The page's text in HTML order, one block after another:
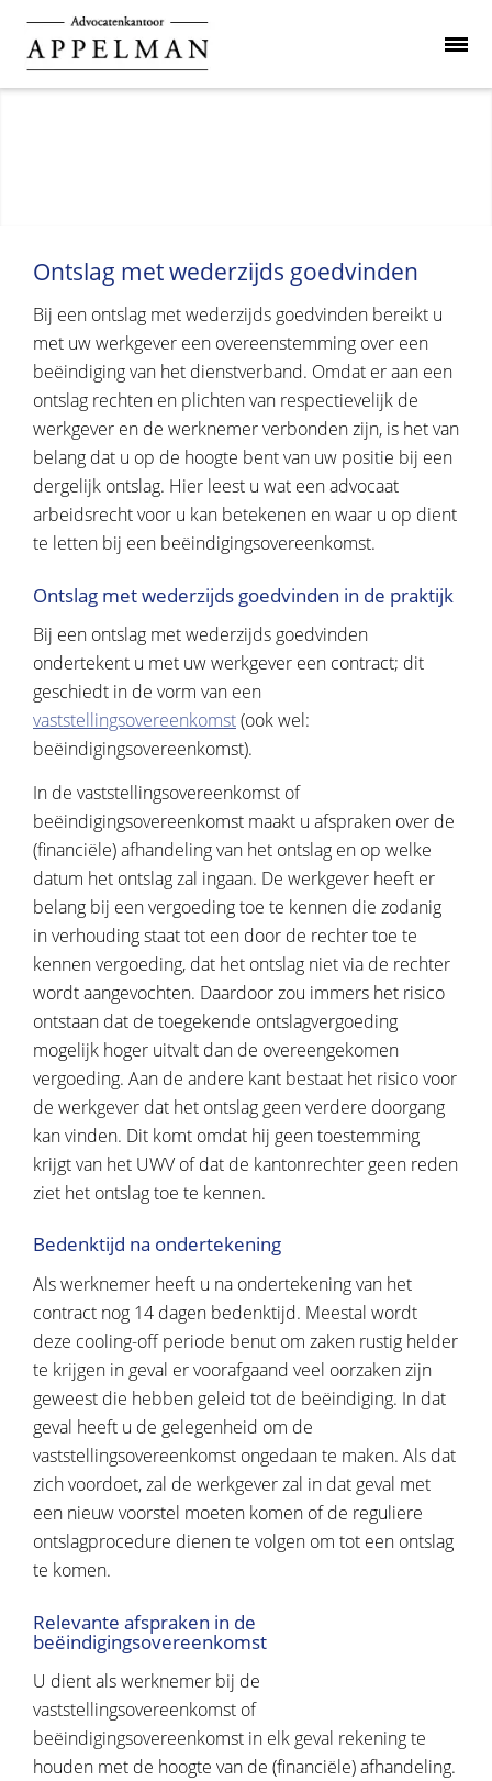
Ontslag met wederzijds goedvinden
Bij een ontslag met wederzijds goedvinden bereikt u
met uw werkgever een overeenstemming over een
beëindiging van het dienstverband. Omdat er aan een
ontslag rechten en plichten van respectievelijk de
werkgever en de werknemer verbonden zijn, is het van
belang dat u op de hoogte bent van uw positie bij een
dergelijk ontslag. Hier leest u wat een advocaat
arbeidsrecht voor u kan betekenen en waar u op dient
te letten bij een beëindigingsovereenkomst.
Ontslag met wederzijds goedvinden in de praktijk
Bij een ontslag met wederzijds goedvinden
ondertekent u met uw werkgever een contract; dit
geschiedt in de vorm van een
vaststellingsovereenkomst(ook wel:
beëindigingsovereenkomst).
In de vaststellingsovereenkomst of
beëindigingsovereenkomst maakt u afspraken over de
(financiële) afhandeling van het ontslag en op welke
datum het ontslag zal ingaan. De werkgever heeft er
belang bij een vergoeding toe te kennen die zodanig
in verhouding staat tot een door de rechter toe te
kennen vergoeding, dat het ontslag niet via de rechter
wordt aangevochten. Daardoor zou immers het risico
ontstaan dat de toegekende ontslagvergoeding
mogelijk hoger uitvalt dan de overeengekomen
vergoeding. Aan de andere kant bestaat het risico voor
de werkgever dat het ontslag geen verdere doorgang
kan vinden. Dit komt omdat hij geen toestemming
krijgt van het UWV of dat de kantonrechter geen reden
ziet het ontslag toe te kennen.
Bedenktijd na ondertekening
Als werknemer heeft u na ondertekening van het
contract nog 14 dagen bedenktijd. Meestal wordt
deze cooling-off periode benut om zaken rustig helder
te krijgen in geval er voorafgaand veel oorzaken zijn
geweest die hebben geleid tot de beëindiging. In dat
geval heeft u de gelegenheid om de
vaststellingsovereenkomst ongedaan te maken. Als dat
zich voordoet, zal de werkgever zal in dat geval met
een nieuw voorstel moeten komen of de reguliere
ontslagprocedure dienen te volgen om tot een ontslag
te komen.
Relevante afspraken in de
beëindigingsovereenkomst
U dient als werknemer bij de
vaststellingsovereenkomst of
beëindigingsovereenkomst in elk geval rekening te
houden met de hoogte van de (financiële) afhandeling.